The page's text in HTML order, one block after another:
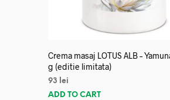
Crema masaj LOTUS ALB –
g (editie limitata)
93
lei
ADD TO CART